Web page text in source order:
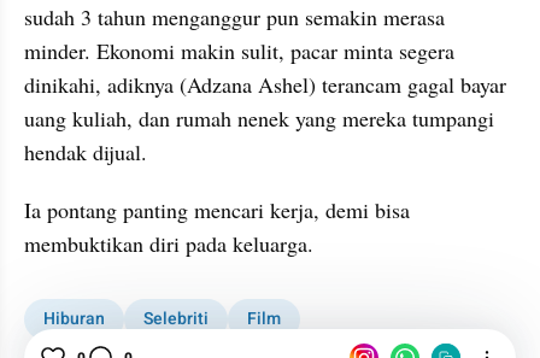
sudah 3 tahun menganggur pun semakin merasa
minder. Ekonomi makin sulit, pacar minta segera
dinikahi, adiknya (Adzana Ashel) terancam gagal bayar
uang kuliah, dan rumah nenek yang mereka tumpangi
hendak dijual.
Ia pontang panting mencari kerja, demi bisa
membuktikan diri pada keluarga.
Hiburan Selebriti
Film